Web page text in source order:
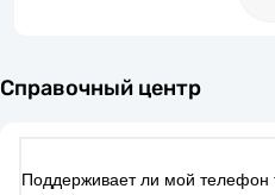
Справочный центр
Поддерживает ли мой телефон